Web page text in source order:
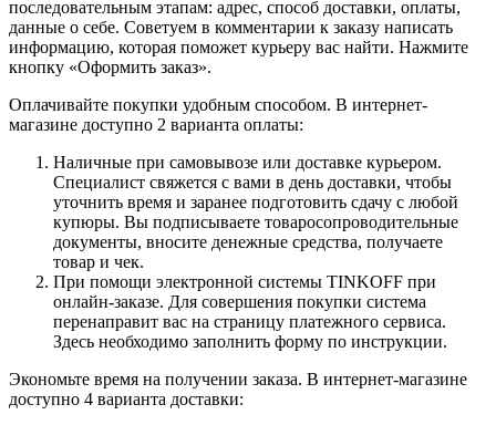
последовательным этапам: адрес, способ доставки, оплаты,
данные о себе. Советуем в комментарии к заказу написать
информацию, которая поможет курьеру вас найти. Нажмите
кнопку «Оформить заказ».
Оплачивайте покупки удобным способом. В интернет-
магазине доступно 2 варианта оплаты:
Наличные при самовывозе или доставке курьером.
Специалист свяжется с вами в день доставки, чтобы
уточнить время и заранее подготовить сдачу с любой
купюры. Вы подписываете товаросопроводительные
документы, вносите денежные средства, получаете
товар и чек.
При помощи электронной системы TINKOFF при
онлайн-заказе. Для совершения покупки система
перенаправит вас на страницу платежного сервиса.
Здесь необходимо заполнить форму по инструкции.
Экономьте время на получении заказа. В интернет-магазине
доступно 4 варианта доставки: